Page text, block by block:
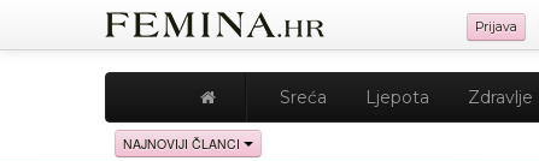
Prijava
Sreća Ljepota Zdravlje
NAJNOVIJI ČLANCI